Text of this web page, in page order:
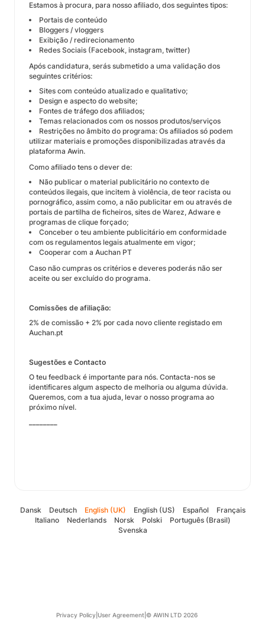
Estamos à procura, para nosso afiliado, dos seguintes tipos:
Portais de conteúdo
Bloggers / vloggers
Exibição / redirecionamento
Redes Sociais (Facebook, instagram, twitter)
Após candidatura, serás submetido a uma validação dos
seguintes critérios:
Sites com conteúdo atualizado e qualitativo;
Design e aspecto do website;
Fontes de tráfego dos afiliados;
Temas relacionados com os nossos produtos/serviços
Restrições no âmbito do programa: Os afiliados só podem
utilizar materiais e promoções disponibilizadas através da
plataforma Awin.
Como afiliado tens o dever de:
Não publicar o material publicitário no contexto de
conteúdos ilegais, que incitem à violência, de teor racista ou
pornográfico, assim como, a não publicitar em ou através de
portais de partilha de ficheiros, sites de Warez, Adware e
programas de clique forçado;
Conceber o teu ambiente publicitário em conformidade
com os regulamentos legais atualmente em vigor;
Cooperar com a Auchan PT
Caso não cumpras os critérios e deveres poderás não ser
aceite ou ser excluído do programa.
Comissões de afiliação:
2% de comissão + 2% por cada novo cliente registado em
Auchan.pt
Sugestões e Contacto
O teu feedback é importante para nós. Contacta-nos se
identificares algum aspecto de melhoria ou alguma dúvida.
Queremos, com a tua ajuda, levar o nosso programa ao
próximo nível.
Dansk Deutsch English (UK) English (US) Español
Français
Italiano
Nederlands Norsk Polski
Português (Brasil)
Svenska
Privacy Policy User Agreement © AWIN LTD 2026